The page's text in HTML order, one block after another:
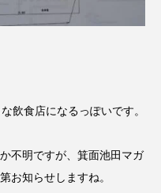
飲食店になるっぽいです。
不明ですが、箕面池田マガ
お知らせしますね。